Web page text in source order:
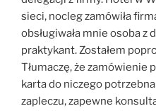
sieci, nocleg zamówiła
obsługiwała mnie osoba z
praktykant. Zostałem
Tłumaczę, że zamówienie
karta do niczego
zapleczu, zapewne